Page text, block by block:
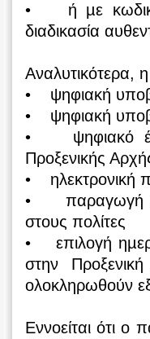
• ή µε
διαδικασία
Αναλυτικότερα,
• ψηφιακή
• ψηφιακή
• ψηφιακό
Προξενικής
• ηλεκτρονική
• παραγωγή
στους πολίτες
• επιλογή
στην
ολοκληρωθούν
Εννοείται ότι ο